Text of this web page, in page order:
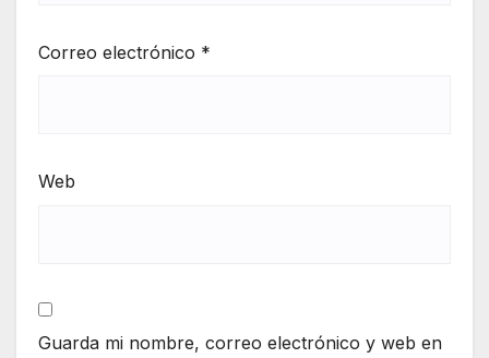
Correo electrónico *
Web
Guarda mi nombre, correo electrónico y web en